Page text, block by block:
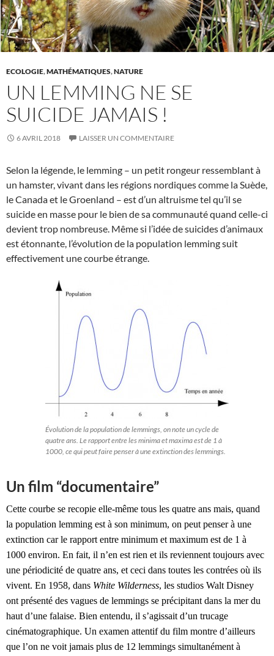
ECOLOGIE,MATHÉMATIQUES,NATURE
UN LEMMING NE SE
SUICIDE JAMAIS !
6 AVRIL 2018 LAISSER UN COMMENTAIRE
Selon la légende, le lemming – un petit rongeur ressemblant à
un hamster, vivant dans les régions nordiques comme la Suède,
le Canada et le Groenland – est d’un altruisme tel qu’il se
suicide en masse pour le bien de sa communauté quand celle-ci
devient trop nombreuse. Même si l’idée de suicides d’animaux
est étonnante, l’évolution de la population lemming suit
effectivement une courbe étrange.
Évolution de la population de lemmings, on note un cycle de
quatre ans. Le rapport entre les minima et maxima est de 1 à
1000, ce qui peut faire penser à une extinction des lemmings.
Un film “documentaire”
Cette courbe se recopie elle-même tous les quatre ans mais, quand
la population lemming est à son minimum, on peut penser à une
extinction car le rapport entre minimum et maximum est de 1 à
1000 environ. En fait, il n’en est rien et ils reviennent toujours avec
une périodicité de quatre ans, et ceci dans toutes les contrées où ils
vivent. En 1958, dans White Wilderness, les studios Walt Disney
ont présenté des vagues de lemmings se précipitant dans la mer du
haut d’une falaise. Bien entendu, il s’agissait d’un trucage
cinématographique. Un examen attentif du film montre d’ailleurs
que l’on ne voit jamais plus de 12 lemmings simultanément à